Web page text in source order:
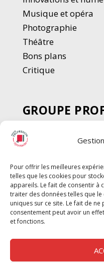
Pour offrir les meilleures
telles que les cookies pour
appareils. Le fait de consentir à
traiter des données telles que
uniques sur ce site. Le fait de
consentement peut avoir un
et fonctions.
Musique et opéra
Photographie
Théâtre
Bons plans
Critique
GROUPE
SPECTACLE
Chèque Intermittents
Chèque Compta
Chèque Emploi
G-Pods
Profession Audio-